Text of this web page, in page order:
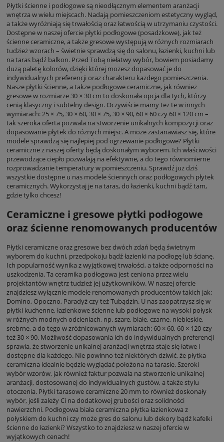
Płytki ścienne i podłogowe są nieodłącznym elementem aranżacji
wnętrza w wielu miejscach. Nadają pomieszczeniom estetyczny wygląd,
a także wyróżniają się trwałością oraz łatwością w utrzymaniu czystości.
Dostępne w naszej ofercie płytki podłogowe (posadzkowe), jak też
ścienne ceramiczne, a także gresowe występują w różnych rozmiarach
tudzież wzorach – świetnie sprawdzą się do salonu, łazienki, kuchni lub
na taras bądź balkon. Przed Tobą niełatwy wybór, bowiem posiadamy
dużą paletę kolorów, dzięki której możesz dopasować je do
indywidualnych preferencji oraz charakteru każdego pomieszczenia.
Nasze płytki ścienne, a także podłogowe ceramiczne, jak również
gresowe w rozmiarze 30 × 30 cm to doskonała opcja dla tych, którzy
cenią klasyczny i subtelny design. Oczywiście mamy też te w innych
wymiarach: 25 × 75, 30 × 60, 30 × 75, 30 × 90, 60 × 60 czy 60 × 120 cm –
tak szeroka oferta pozwala na stworzenie unikalnych kompozycji oraz
dopasowanie płytek do różnych miejsc. A może zastanawiasz się, które
modele sprawdzą się najlepiej pod ogrzewanie podłogowe? Płytki
ceramiczne z naszej oferty będą doskonałym wyborem. Ich właściwości
przewodzące ciepło pozwalają na efektywne, a do tego równomierne
rozprowadzanie temperatury w pomieszczeniu. Sprawdź już dziś
wszystkie dostępne u nas modele ściennych oraz podłogowych płytek
ceramicznych. Wykorzystaj je na taras, do łazienki, kuchni bądź tam,
gdzie tylko chcesz!
Ceramiczne i gresowe płytki podłogowe
oraz ścienne renomowanych producentów
Płytki ceramiczne oraz gresowe bez dwóch zdań będą świetnym
wyborem do kuchni, przedpokoju bądź łazienki na podłogę lub ścianę.
Ich popularność wynika z wyjątkowej trwałości, a także odporności na
uszkodzenia. Ta ceramika podłogowa jest ceniona przez wielu
projektantów wnętrz tudzież jej użytkowników. W naszej ofercie
znajdziesz wyłącznie modele renomowanych producentów takich jak:
Domino, Opoczno, Paradyż czy też Tubądzin. U nas zaopatrzysz się w
płytki kuchenne, łazienkowe ścienne lub podłogowe na wysoki połysk
w różnych modnych odcieniach, np. szare, białe, czarne, niebieskie,
srebrne, a do tego w zróżnicowanych wymiarach: 60 × 60, 60 × 120 czy
też 30 × 90. Możliwość dopasowania ich do indywidualnych preferencji
sprawia, że stworzenie unikalnej aranżacji wnętrza staje się łatwe i
dostępne dla każdego. Nie powinno też niektórych dziwić, że płytka
ceramiczna idealnie będzie wyglądać położona na tarasie. Szeroki
wybór wzorów, jak również faktur pozwala na stworzenie unikalnej
aranżacji, dostosowanej do indywidualnych gustów, a także stylu
otoczenia. Płytki tarasowe ceramiczne 20 mm to również doskonały
wybór, jeśli zależy Ci na dodatkowej grubości oraz solidności
nawierzchni. Podłogowa biała ceramiczna płytka łazienkowa z
połyskiem do kuchni czy może gres do salonu lub dekory bądź kafelki
ścienne do łazienki? Wszystko to znajdziesz w naszej ofercie w
wyjątkowych cenach!